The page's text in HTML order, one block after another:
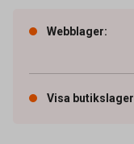
Webblager:
Visa butikslager